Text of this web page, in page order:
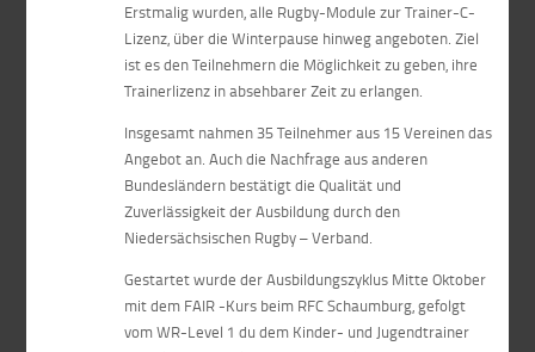
Erstmalig wurden, alle Rugby-Module zur Trainer-C-
Lizenz, über die Winterpause hinweg angeboten. Ziel
ist es den Teilnehmern die Möglichkeit zu geben, ihre
Trainerlizenz in absehbarer Zeit zu erlangen.
Insgesamt nahmen 35 Teilnehmer aus 15 Vereinen das
Angebot an. Auch die Nachfrage aus anderen
Bundesländern bestätigt die Qualität und
Zuverlässigkeit der Ausbildung durch den
Niedersächsischen Rugby – Verband.
Gestartet wurde der Ausbildungszyklus Mitte Oktober
mit dem FAIR -Kurs beim RFC Schaumburg, gefolgt
vom WR-Level 1 du dem Kinder- und Jugendtrainer